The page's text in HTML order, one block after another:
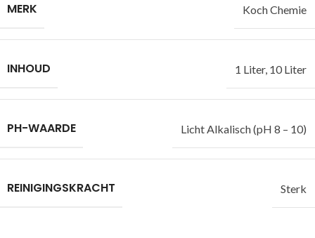
MERK Koch Chemie
INHOUD 1 Liter, 10 Liter
PH-WAARDE Licht Alkalisch (pH 8 – 10)
REINIGINGSKRACHT Sterk